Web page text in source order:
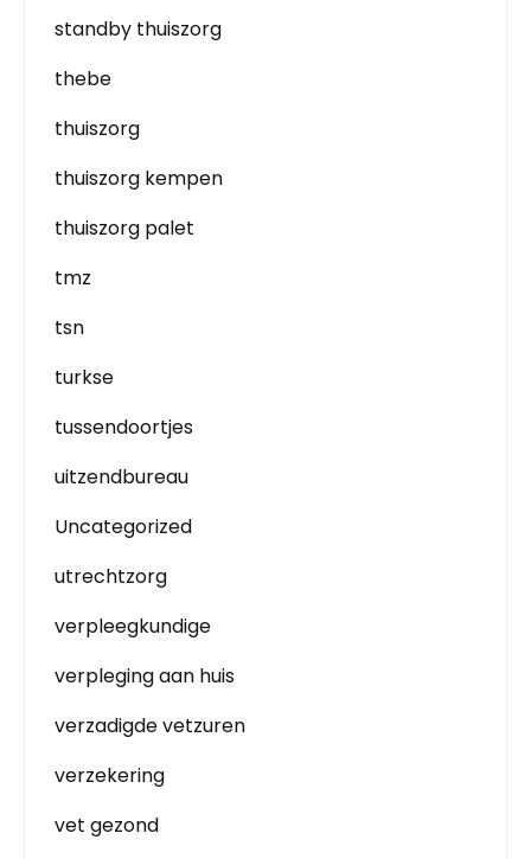
standby thuiszorg
thebe
thuiszorg
thuiszorg kempen
thuiszorg palet
tmz
tsn
turkse
tussendoortjes
uitzendbureau
Uncategorized
utrechtzorg
verpleegkundige
verpleging aan huis
verzadigde vetzuren
verzekering
vet gezond